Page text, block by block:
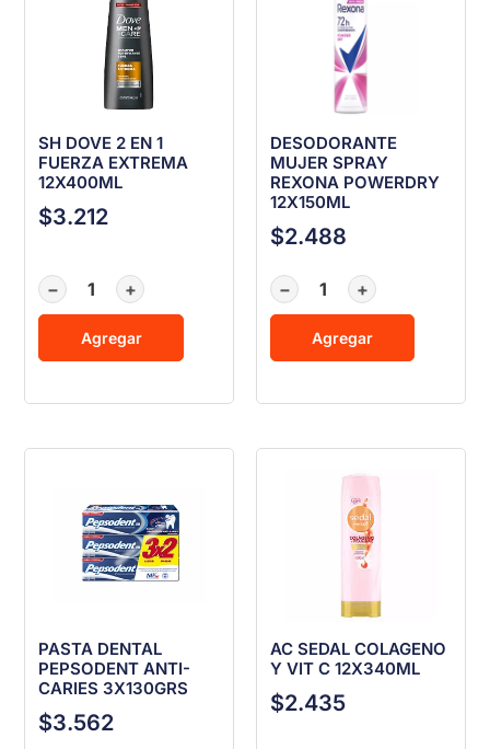
SH DOVE 2 EN 1
FUERZA EXTREMA
12X400ML
$3.212
− +
Agregar
DESODORANTE
MUJER SPRAY
REXONA POWERDRY
12X150ML
$2.488
− +
Agregar
PASTA DENTAL
PEPSODENT ANTI-
CARIES 3X130GRS
$3.562
AC SEDAL COLAGENO
Y VIT C 12X340ML
$2.435